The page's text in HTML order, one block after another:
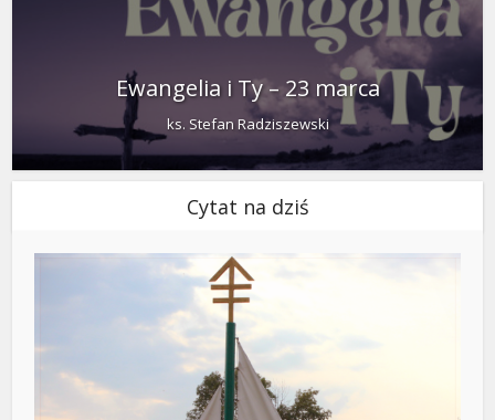
Ewangelia i Ty – 23 marca
ks. Stefan Radziszewski
Cytat na dziś